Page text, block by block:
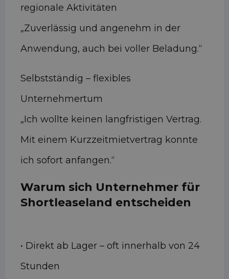
regionale Aktivitäten
„Zuverlässig und angenehm in der
Anwendung, auch bei voller Beladung.“
Selbstständig – flexibles
Unternehmertum
„Ich wollte keinen langfristigen Vertrag.
Mit einem Kurzzeitmietvertrag konnte
ich sofort anfangen.“
Warum sich Unternehmer für
Shortleaseland entscheiden
• Direkt ab Lager – oft innerhalb von 24
Stunden